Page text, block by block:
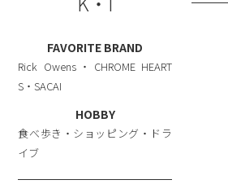
FAVORITE BRAND
Rick Owens・CHROME HEART
S・SACAI
HOBBY
食べ歩き・ショッピング・ドラ
イブ